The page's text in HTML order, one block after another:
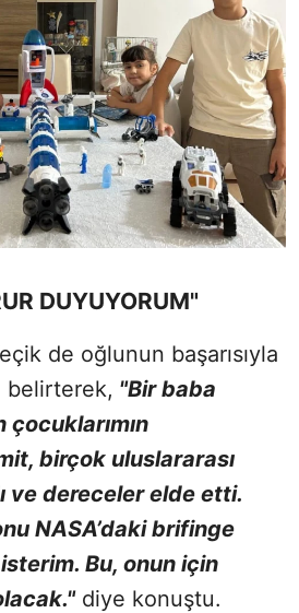
DUYUYORUM"
de oğlunun başarısıyla
belirterek, "Bir baba
birçok uluslararası
ve dereceler elde etti.
NASA’daki brifinge
Bu, onun için
diye konuştu.